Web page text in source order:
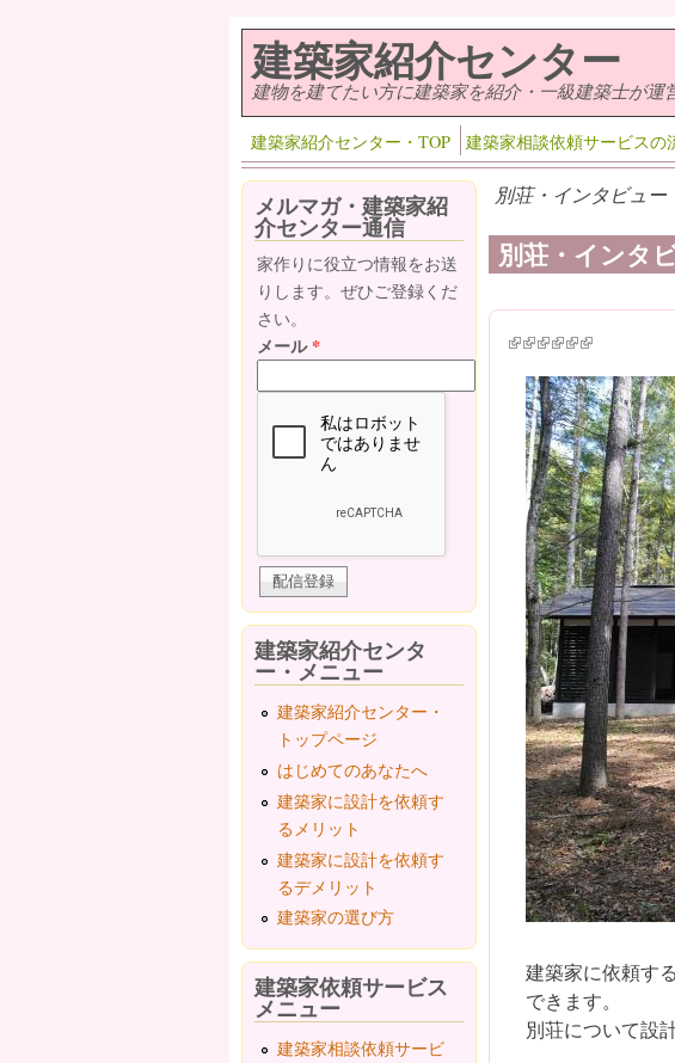
建築家紹介センター
建物を建てたい方に建築家を紹介・一級建築士が運
建築家紹介センター・TOP 建築家相談依頼サービスの
別荘・インタビュ
別荘・インタ
(link is external)
(link is external)
(link is external)
(link is external)
(link is external)
(link is
建築家に依頼す
できます。
別荘について設
メルマガ・建築家紹
介センター通信
家作りに役立つ情報をお送
りします。ぜひご登録くだ
さい。
メール*
建築家紹介センタ
ー・メニュー
建築家紹介センター・
トップページ
はじめてのあなたへ
建築家に設計を依頼す
るメリット
建築家に設計を依頼す
るデメリット
建築家の選び方
建築家依頼サービス
メニュー
建築家相談依頼サービ